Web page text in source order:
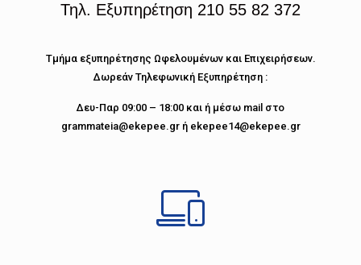
Τηλ. Εξυπηρέτηση 210 55 82 372
Τμήμα εξυπηρέτησης Ωφελουμένων και Επιχειρήσεων.
Δωρεάν Τηλεφωνική Εξυπηρέτηση :
Δευ-Παρ 09:00 – 18:00 και ή μέσω mail στο
grammateia@ekepee.gr ή ekepee14@ekepee.gr